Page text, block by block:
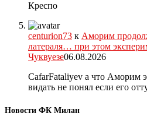
Креспо
centurion73 к Аморим
латераля… при этом
Чуквуезе06.08.2026
CafarFataliyev а что Аморим
видать не понял если его
Новости ФК Милан